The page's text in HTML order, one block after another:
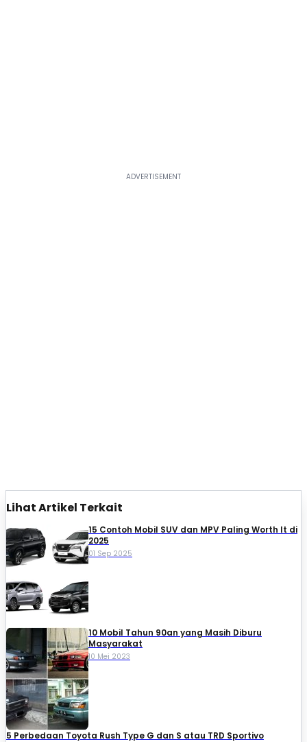
Lihat Artikel Terkait
15 Contoh Mobil SUV dan MPV Paling Worth It di
2025
01 Sep 2025
10 Mobil Tahun 90an yang Masih Diburu
Masyarakat
10 Mei 2023
5 Perbedaan Toyota Rush Type G dan S atau TRD Sportivo